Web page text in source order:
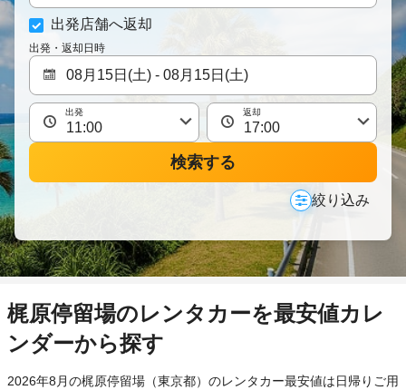
出発店舗へ返却
出発・返却日時
出発 返却
検索する
絞り込み
梶原停留場のレンタカーを最安値カレ
ンダーから探す
2026年8月の梶原停留場（東京都）のレンタカー最安値は日帰り ご用